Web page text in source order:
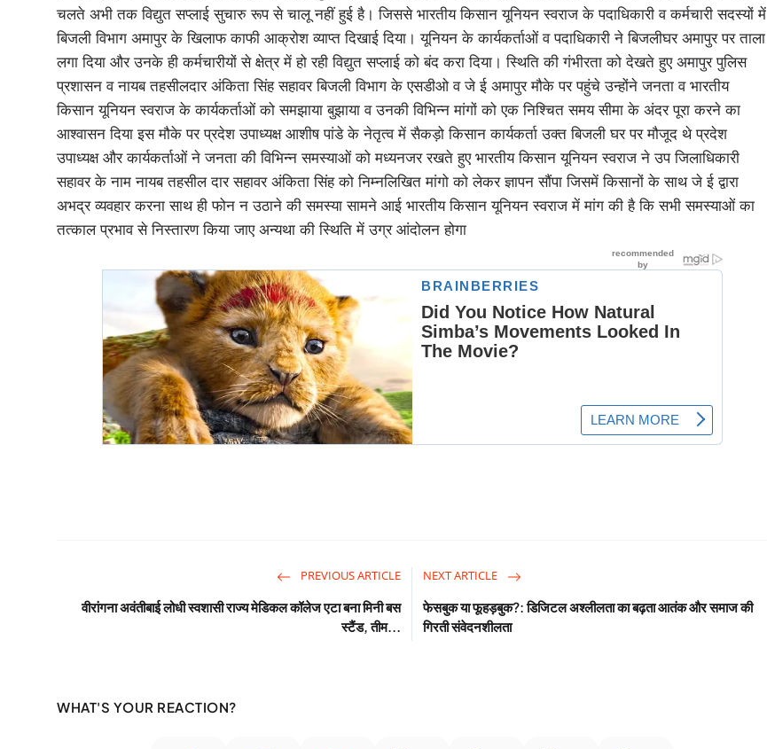
चलते अभी तक विद्युत सप्लाई सुचारु रूप से चालू नहीं हुई है। जिससे भारतीय किसान यूनियन स्वराज के पदाधिकारी व कर्मचारी सदस्यों में
बिजली विभाग अमापुर के खिलाफ काफी आक्रोश व्याप्त दिखाई दिया। यूनियन के कार्यकर्ताओं व पदाधिकारी ने बिजलीघर अमापुर पर ताला
लगा दिया और उनके ही कर्मचारीयों से क्षेत्र में हो रही विद्युत सप्लाई को बंद करा दिया। स्थिति की गंभीरता को देखते हुए अमापुर पुलिस
प्रशासन व नायब तहसीलदार अंकिता सिंह सहावर बिजली विभाग के एसडीओ व जे ई अमापुर मौके पर पहुंचे उन्होंने जनता व भारतीय
किसान यूनियन स्वराज के कार्यकर्ताओं को समझाया बुझाया व उनकी विभिन्न मांगों को एक निश्चित समय सीमा के अंदर पूरा करने का
आश्वासन दिया इस मौके पर प्रदेश उपाध्यक्ष आशीष पांडे के नेतृत्व में सैकड़ो किसान कार्यकर्ता उक्त बिजली घर पर मौजूद थे प्रदेश
उपाध्यक्ष और कार्यकर्ताओं ने जनता की विभिन्न समस्याओं को मध्यनजर रखते हुए भारतीय किसान यूनियन स्वराज ने उप जिलाधिकारी
सहावर के नाम नायब तहसील दार सहावर अंकिता सिंह को निम्नलिखित मांगो को लेकर ज्ञापन सौंपा जिसमें किसानों के साथ जे ई द्वारा
अभद्र व्यवहार करना साथ ही फोन न उठाने की समस्या सामने आई भारतीय किसान यूनियन स्वराज में मांग की है कि सभी समस्याओं का
तत्काल प्रभाव से निस्तारण किया जाए अन्यथा की स्थिति में उग्र आंदोलन होगा
PREVIOUS ARTICLE
वीरांगना अवंतीबाई लोधी स्वशासी राज्य मेडिकल कॉलेज एटा बना मिनी बस
स्टैंड, तीम...
NEXT ARTICLE
फेसबुक या फूहड़बुक?: डिजिटल अश्लीलता का बढ़ता आतंक और समाज की
गिरती संवेदनशीलता
WHAT'S YOUR REACTION?